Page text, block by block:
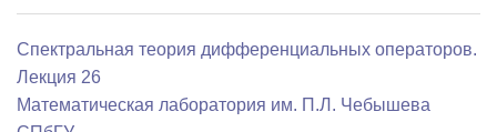
Спектральная теория дифференциальных операторов.
Лекция 26
Математичеcкая лаборатория им. П.Л. Чебышева